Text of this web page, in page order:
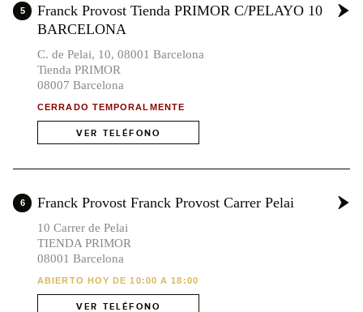
9
5
Franck Provost Tienda PRIMOR C/PELAYO 10
BARCELONA
C. de Pelai, 10, 08001 Barcelona
Tienda PRIMOR
08007 Barcelona
CERRADO TEMPORALMENTE
VER TELÉFONO
6 Franck Provost Franck Provost Carrer Pelai
10 Carrer de Pelai
TIENDA PRIMOR
08001 Barcelona
ABIERTO HOY DE 10:00 A 18:00
VER TELÉFONO